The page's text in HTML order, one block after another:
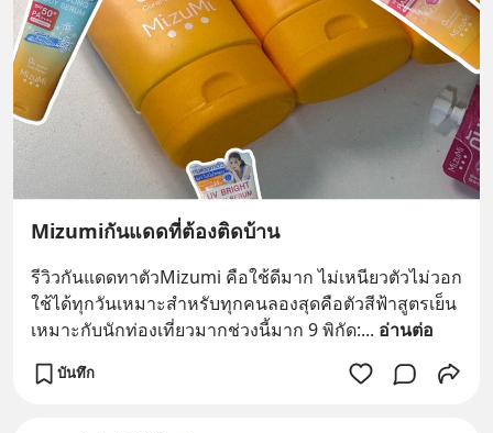
Mizumiกันแดดที่ต้องติดบ้าน
รีวิวกันแดดทาตัวMizumi คือใช้ดีมาก ไม่เหนียวตัวไม่วอก
ใช้ได้ทุกวันเหมาะสำหรับทุกคนลองสุดคือตัวสีฟ้าสูตรเย็น
เหมาะกับนักท่องเที่ยวมากช่วงนี้มาก 9 พิกัด:... อ่านต่อ
บันทึก